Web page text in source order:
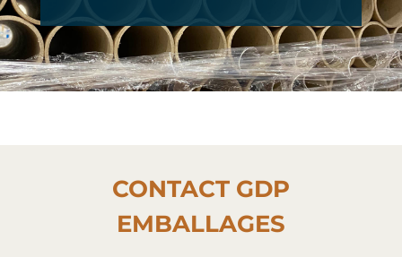
CONTACT GDP
EMBALLAGES